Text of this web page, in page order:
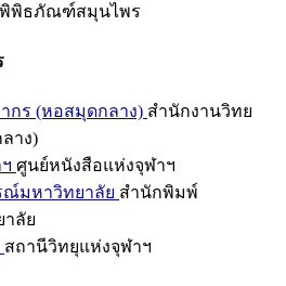
พิพิธภัณฑ์สมุนไพร
กร (หอสมุดกลาง) สำนักงานวิทย
าง)
ศูนย์หนังสือแห่งจุฬาฯ
ณ์มหาวิทยาลัย สำนักพิมพ์
ลัย
สถานีวิทยุแห่งจุฬาฯ